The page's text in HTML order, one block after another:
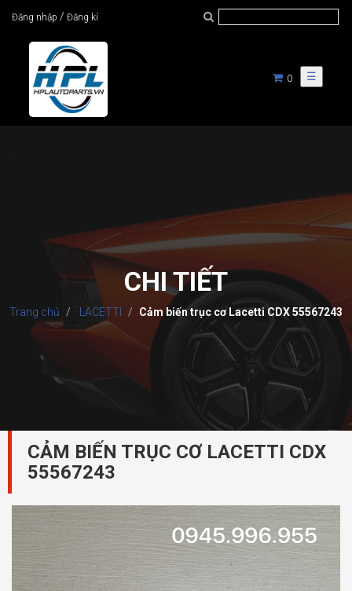
Đăng nhập / Đăng kí
☰
0
CHI TIẾT
Trang chủ LACETTI Cảm biến trục cơ Lacetti CDX 55567243
CẢM BIẾN TRỤC CƠ LACETTI CDX
55567243